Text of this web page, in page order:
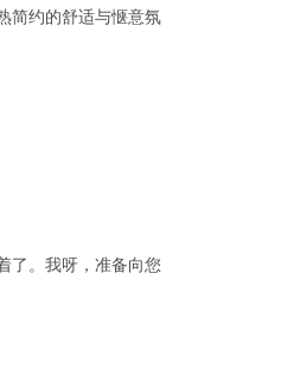
简约的舒适与惬意氛
了。我呀，准备向您